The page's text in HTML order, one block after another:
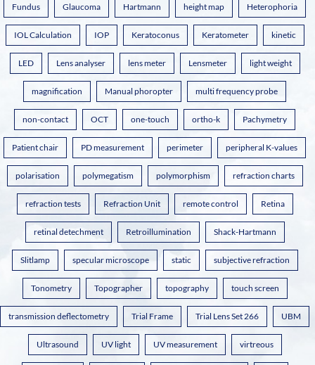
Fundus Glaucoma Hartmann height map Heterophoria
IOL Calculation IOP Keratoconus Keratometer kinetic
LED Lens analyser lens meter Lensmeter light weight
magnification Manual phoropter multi frequency probe
non-contact OCT one-touch ortho-k Pachymetry
Patient chair PD measurement perimeter peripheral K-values
polarisation polymegatism polymorphism refraction charts
refraction tests Refraction Unit remote control Retina
retinal detechment Retroillumination Shack-Hartmann
Slitlamp specular microscope static subjective refraction
Tonometry Topographer topography touch screen
transmission deflectometry Trial Frame Trial Lens Set 266 UBM
Ultrasound UV light UV measurement virtreous